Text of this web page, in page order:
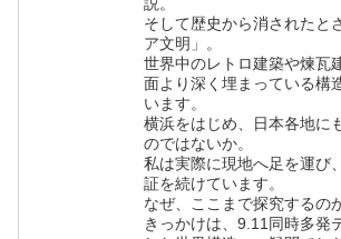
そして歴史から消されたと
ア文明」。
世界中のレトロ建築や煉瓦
面より深く埋まっている構
います。
横浜をはじめ、日本各地に
のではないか。
私は実際に現地へ足を運び
証を続けています。
なぜ、ここまで探究するの
きっかけは、9.11同時多発